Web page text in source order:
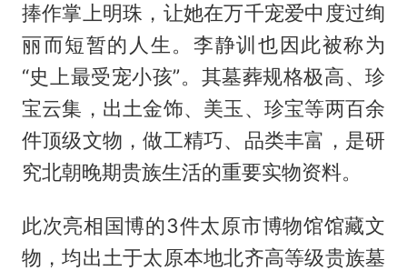
捧作掌上明珠，让她在万千宠爱中度过绚
丽而短暂的人生。李静训也因此被称为
“史上最受宠小孩”。其墓葬规格极高、珍
宝云集，出土金饰、美玉、珍宝等两百余
件顶级文物，做工精巧、品类丰富，是研
究北朝晚期贵族生活的重要实物资料。
此次亮相国博的3件太原市博物馆馆藏文
物，均出土于太原本地北齐高等级贵族墓